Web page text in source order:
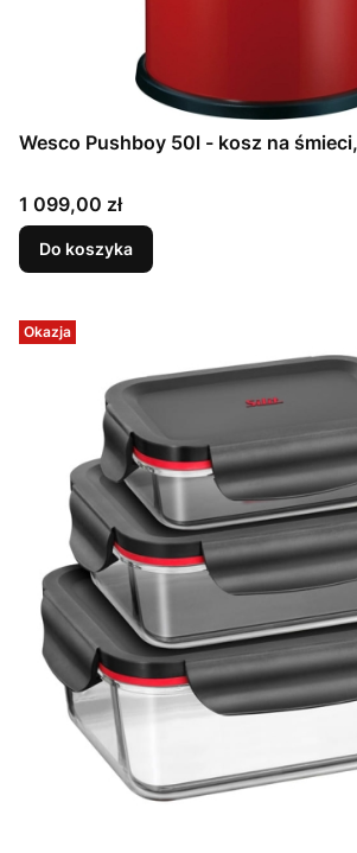
Wesco Pushboy 50l - kosz na
Cena
1 099,00 zł
Do koszyka
Okazja